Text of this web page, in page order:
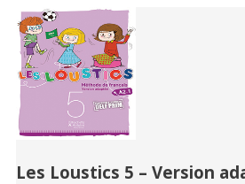
Related
Books
Les Loustics 5 – Version